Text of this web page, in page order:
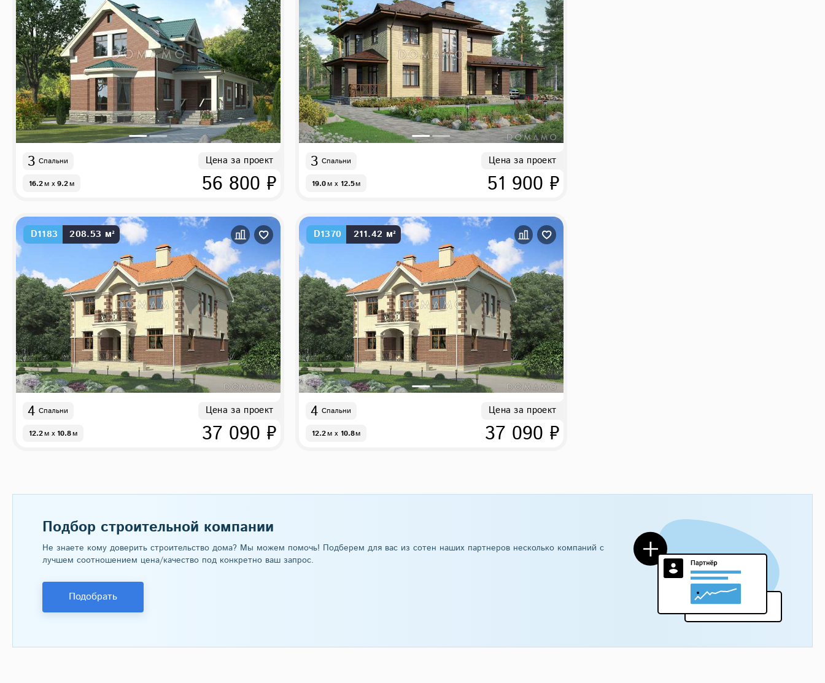
3 Спальни
16.2м x 9.2м
Цена за проект
56 800 ₽
3 Спальни
19.0м x 12.5м
Цена за проект
51 900 ₽
D1183 208.53 м²
4 Спальни
12.2м x 10.8м
Цена за проект
37 090 ₽
D1370 211.42 м²
4 Спальни
12.2м x 10.8м
Цена за проект
37 090 ₽
Подбор строительной компании
Не знаете кому доверить строительство дома? Мы можем помочь! Подберем для вас из сотен наших партнеров несколько компаний с
лучшем соотношением цена/качество под конкретно ваш запрос.
Подобрать